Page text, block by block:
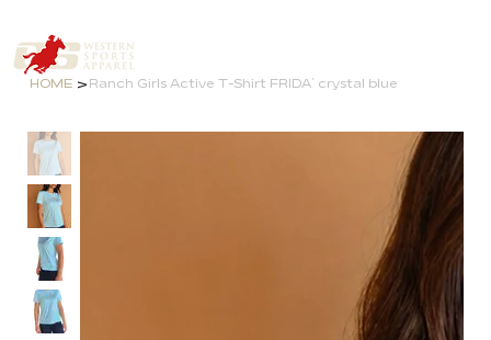
HOME > Ranch Girls Active T-Shirt FRIDA` crystal blue